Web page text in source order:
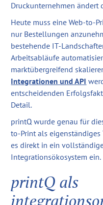
Druckunternehmen ändert
Heute muss eine Web-to-
nur Bestellungen
bestehende IT-
Arbeitsabläufe
marktübergreifend
Integrationen und API
entscheidenden
Detail.
printQ wurde genau für
to-Print als
es direkt in ein
Integrationsökosystem ein.
printQ als